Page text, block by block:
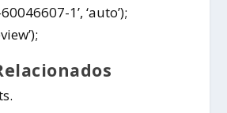
1’, ‘auto’);